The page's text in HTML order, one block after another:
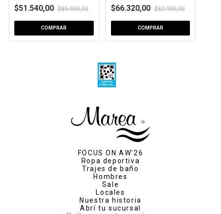
$51.540,00 $85.900,00
COMPRAR
$66.320,00 $82.900,00
COMPRAR
FOCUS ON AW'26
Ropa deportiva
Trajes de baño
Hombres
Sale
Locales
Nuestra historia
Abrí tu sucursal